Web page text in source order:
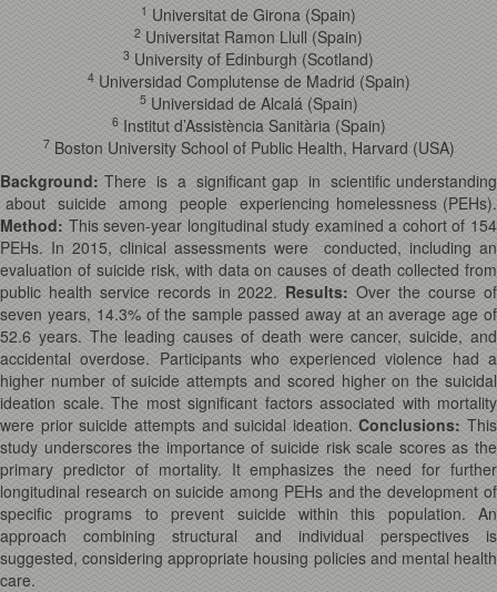
1 Universitat de Girona (Spain)
2 Universitat Ramon Llull (Spain)
3 University of Edinburgh (Scotland)
4Universidad Complutense de Madrid (Spain)
5Universidad de Alcalá (Spain)
6Institut d’Assistència Sanitària (Spain)
7Boston University School of Public Health, Harvard (USA)
Background: There is a significant gap in scientific understanding
about suicide among people experiencing homelessness (PEHs).
Method: This seven-year longitudinal study examined a cohort of 154
PEHs. In 2015, clinical assessments were conducted, including an
evaluation of suicide risk, with data on causes of death collected from
public health service records in 2022. Results: Over the course of
seven years, 14.3% of the sample passed away at an average age of
52.6 years. The leading causes of death were cancer, suicide, and
accidental overdose. Participants who experienced violence had a
higher number of suicide attempts and scored higher on the suicidal
ideation scale. The most significant factors associated with mortality
were prior suicide attempts and suicidal ideation.Conclusions: This
study underscores the importance of suicide risk scale scores as the
primary predictor of mortality. It emphasizes the need for further
longitudinal research on suicide among PEHs and the development of
specific programs to prevent suicide within this population. An
approach combining structural and individual perspectives is
suggested, considering appropriate housing policies and mental health
care.